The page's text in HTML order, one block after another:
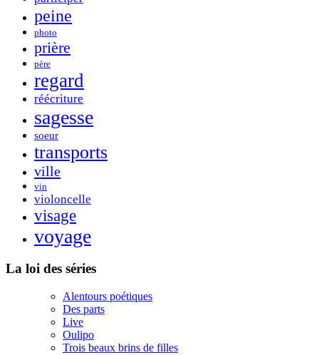
peine
photo
prière
père
regard
réécriture
sagesse
soeur
transports
ville
vin
violoncelle
visage
voyage
La loi des séries
Alentours poétiques
Des parts
Live
Oulipo
Trois beaux brins de filles